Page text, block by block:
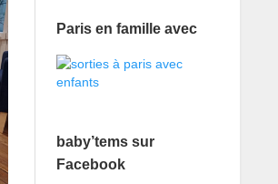
Paris en famille avec
baby’tems sur
Facebook